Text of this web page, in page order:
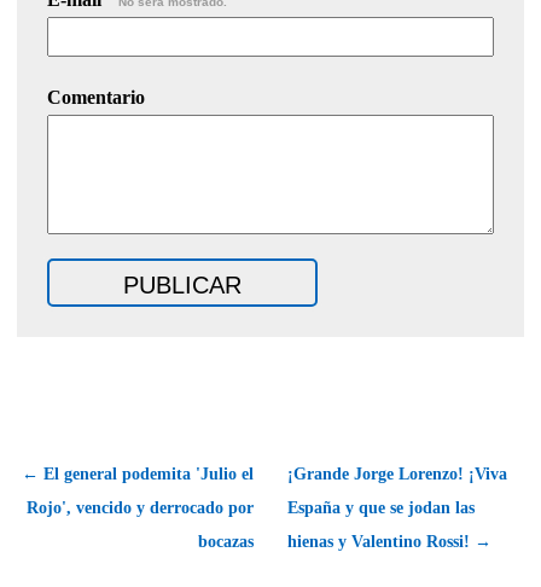
Comentario
← El general podemita 'Julio el
Rojo', vencido y derrocado por
bocazas
¡Grande Jorge Lorenzo! ¡Viva
España y que se jodan las
hienas y Valentino Rossi! →